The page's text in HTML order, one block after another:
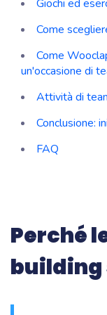
Giochi ed
Come
Come
un'occasione di
Attività di
Conclusione:
FAQ
Perché